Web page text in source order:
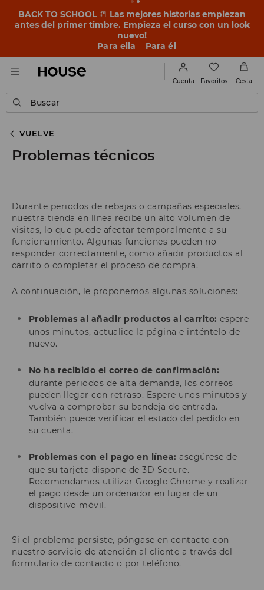
BACK TO SCHOOL 📒 Las mejores historias empiezan
antes del primer timbre. Empieza el curso con un look
nuevo!
Para ella
Para él
Cuenta Favoritos Cesta
Buscar
VUELVE
Problemas técnicos
Durante periodos de rebajas o campañas especiales,
nuestra tienda en línea recibe un alto volumen de
visitas, lo que puede afectar temporalmente a su
funcionamiento. Algunas funciones pueden no
responder correctamente, como añadir productos al
carrito o completar el proceso de compra.
A continuación, le proponemos algunas soluciones:
Problemas al añadir productos al carrito: espere
unos minutos, actualice la página e inténtelo de
nuevo.
No ha recibido el correo de confirmación:
durante periodos de alta demanda, los correos
pueden llegar con retraso. Espere unos minutos y
vuelva a comprobar su bandeja de entrada.
También puede verificar el estado del pedido en
su cuenta.
Problemas con el pago en línea: asegúrese de
que su tarjeta dispone de 3D Secure.
Recomendamos utilizar Google Chrome y realizar
el pago desde un ordenador en lugar de un
dispositivo móvil.
Si el problema persiste, póngase en contacto con
nuestro servicio de atención al cliente a través del
formulario de contacto o por teléfono.